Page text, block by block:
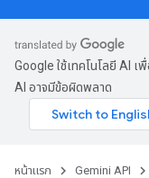
Google ใช้เทคโนโลยี AI
AI อาจมีข้อผิดพลาด
หน้าแรก Gemini API